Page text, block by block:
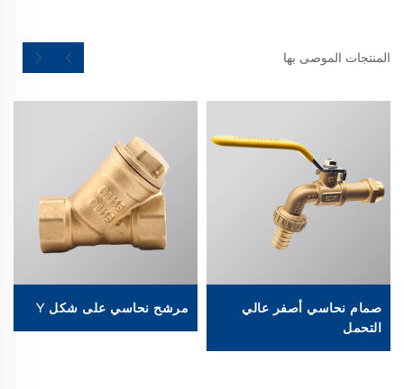
المنتجات الموصى بها
صمام نحاسي أصفر عالي
التحمل
مرشح نحاسي على شكل Y